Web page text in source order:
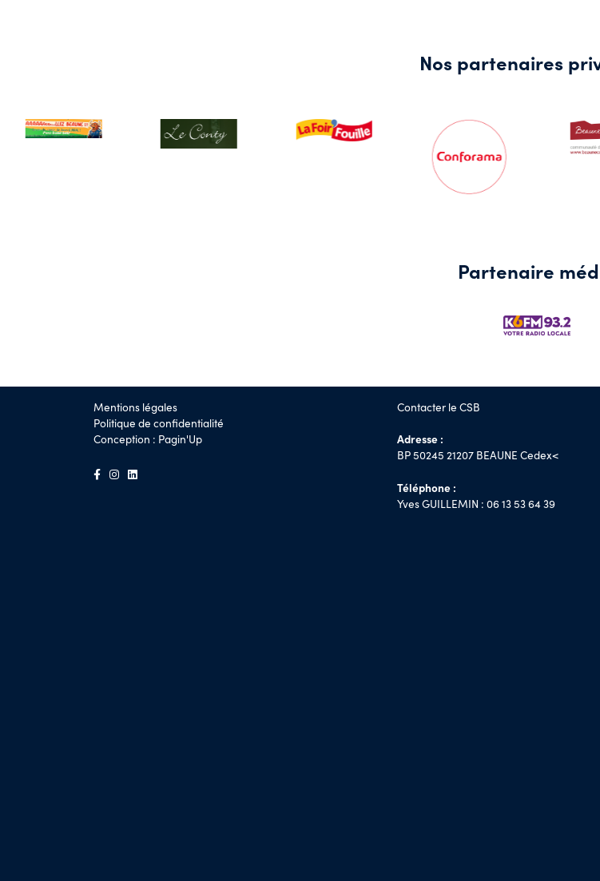
Nos partenaires
Partenaire
Mentions légales
Politique de confidentialité
Conception : Pagin'Up
Contacter le CSB
Adresse :
BP 50245 21207 BEAUNE Cedex<
Téléphone :
Yves GUILLEMIN : 06 13 53 64 39